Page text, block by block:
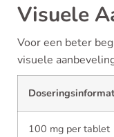
Visuele
Voor een beter
visuele
100 mg per tablet